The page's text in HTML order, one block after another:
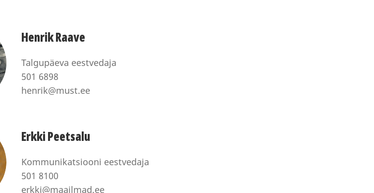
Henrik Raave
Talgupäeva eestvedaja
501 6898
henrik@must.ee
Erkki Peetsalu
Kommunikatsiooni eestvedaja
501 8100
erkki@maailmad.ee